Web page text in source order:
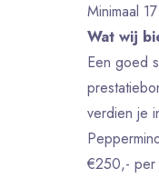
Minimaal
Wat wij
Een goed
verdien je
€250,- per